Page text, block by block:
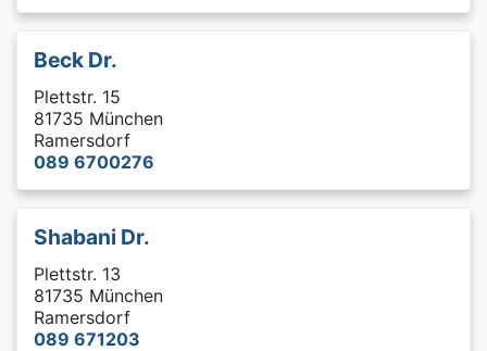
Beck Dr.
Plettstr. 15
81735 München
Ramersdorf
089 6700276
Shabani Dr.
Plettstr. 13
81735 München
Ramersdorf
089 671203